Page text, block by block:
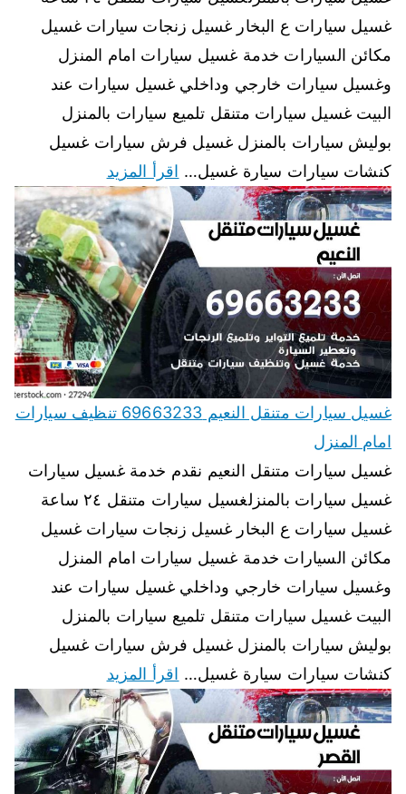
غسيل سيارات ع البخار غسيل زنجات سيارات غسيل
مكائن السيارات خدمة غسيل سيارات امام المنزل
وغسيل سيارات خارجي وداخلي غسيل سيارات عند
البيت غسيل سيارات متنقل تلميع سيارات بالمنزل
بوليش سيارات بالمنزل غسيل فرش سيارات غسيل
كنشات سيارات سيارة غسيل… اقرأ المزيد
غسيل سيارات متنقل النعيم 69663233 تنظيف سيارات
امام المنزل
غسيل سيارات متنقل النعيم نقدم خدمة غسيل سيارات
غسيل سيارات بالمنزلغسيل سيارات متنقل ٢٤ ساعة
غسيل سيارات ع البخار غسيل زنجات سيارات غسيل
مكائن السيارات خدمة غسيل سيارات امام المنزل
وغسيل سيارات خارجي وداخلي غسيل سيارات عند
البيت غسيل سيارات متنقل تلميع سيارات بالمنزل
بوليش سيارات بالمنزل غسيل فرش سيارات غسيل
كنشات سيارات سيارة غسيل… اقرأ المزيد